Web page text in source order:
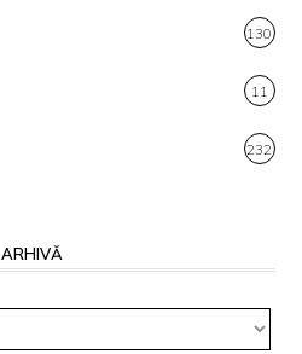
130
11
232
ARHIVĂ